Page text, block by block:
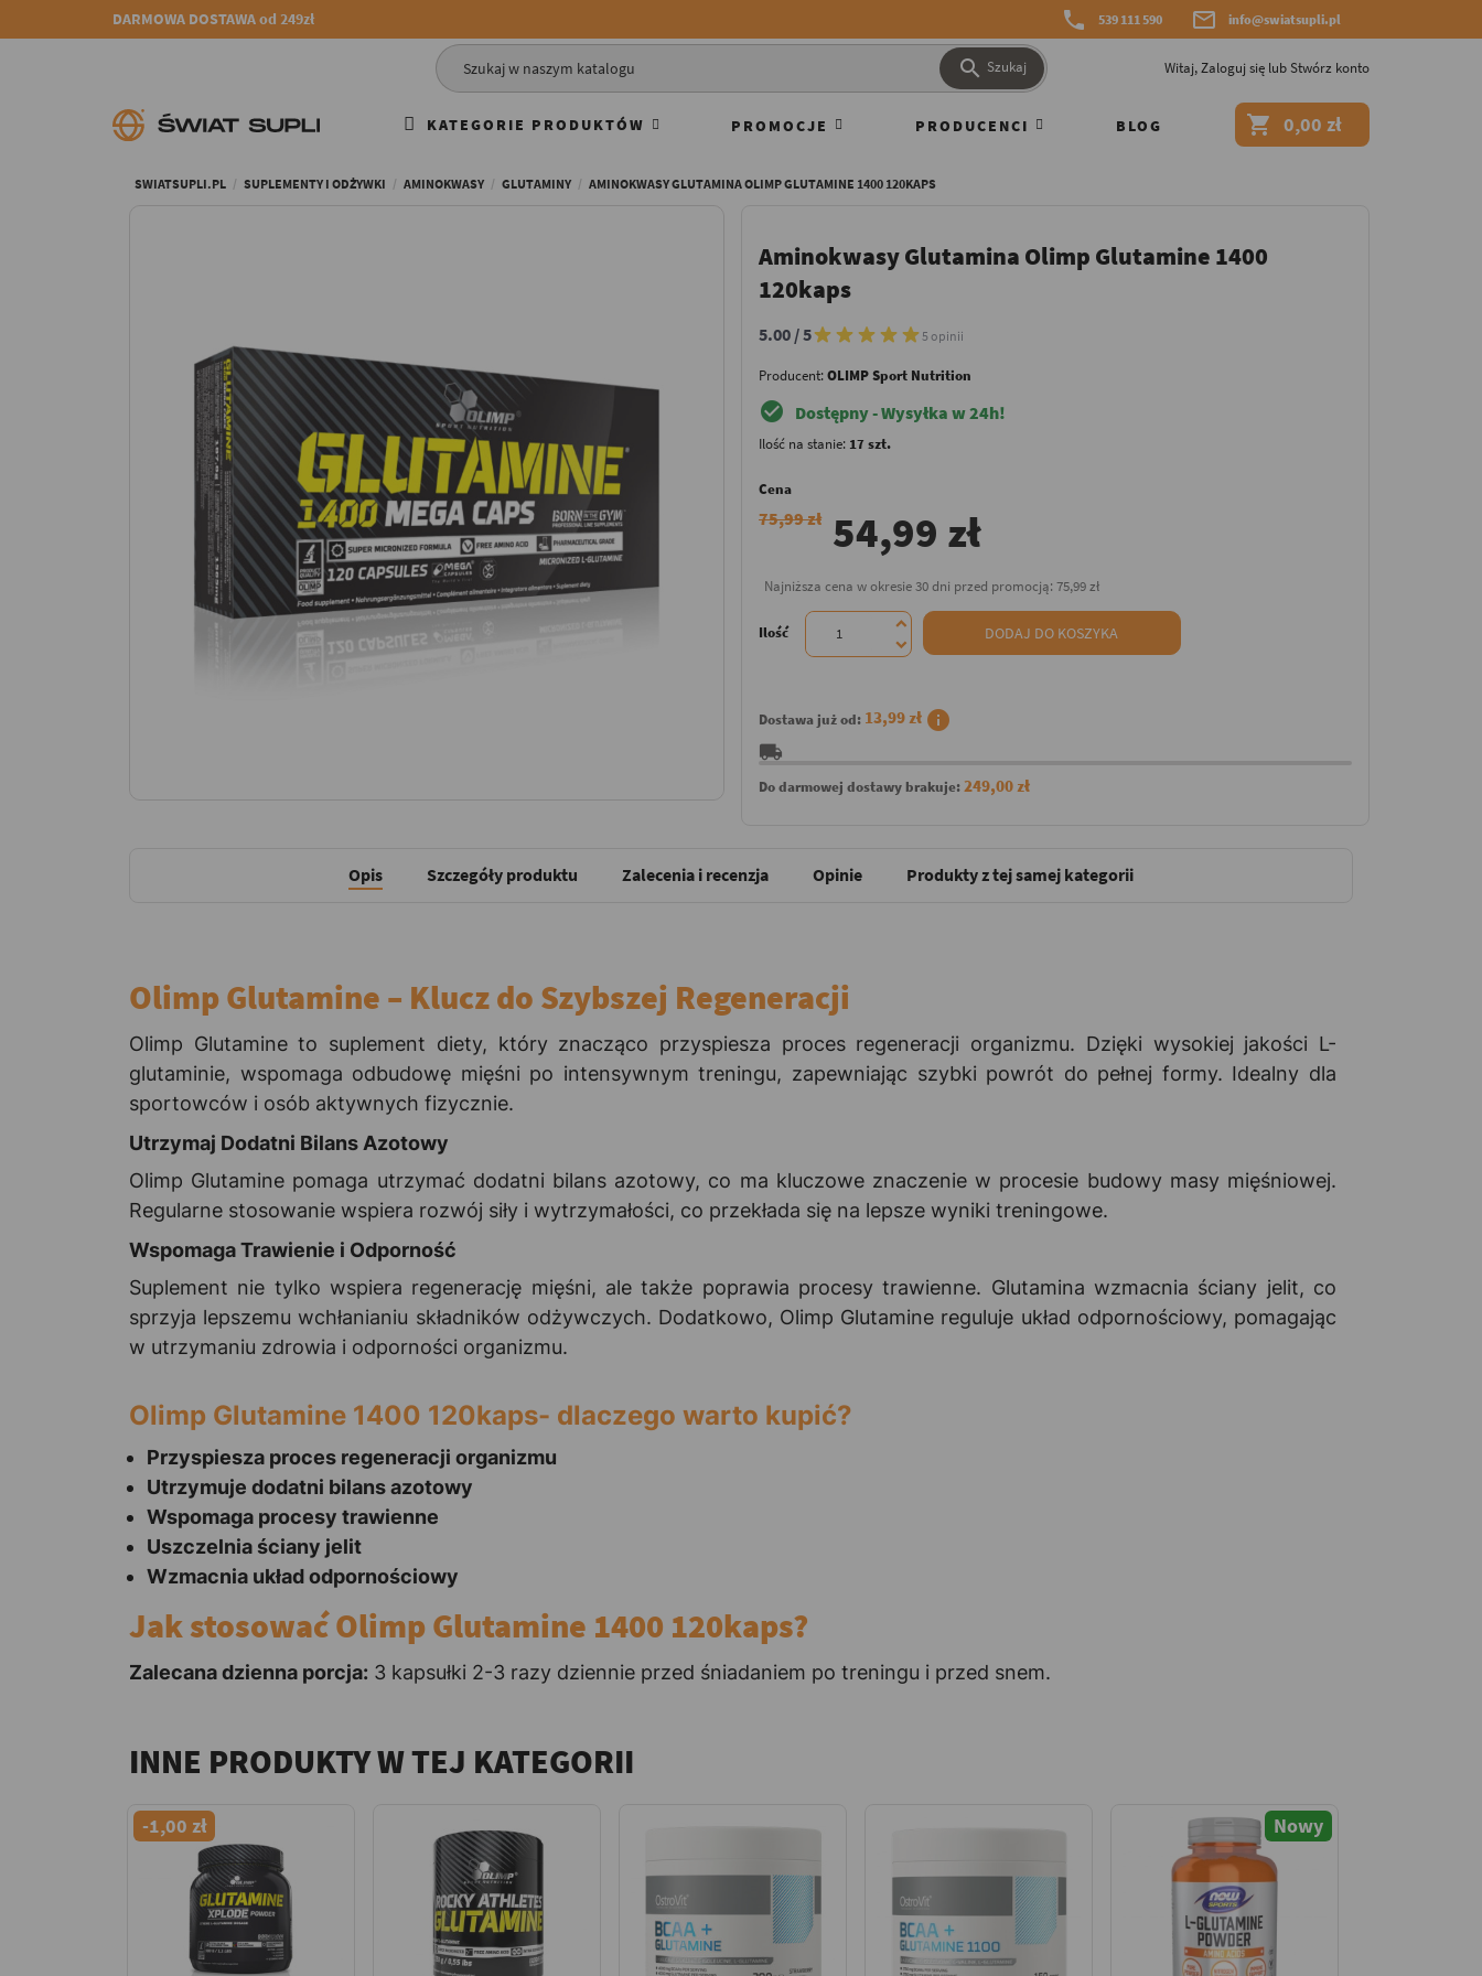
DARMOWA DOSTAWA od 249zł  539 111 590  info@swiatsupli.pl
 Szukaj Witaj,Zaloguj się lubStwórz konto
KATEGORIE PRODUKTÓW PROMOCJE PRODUCENCI BLOG  0,00 zł
SWIATSUPLI.PL SUPLEMENTY I ODŻYWKI AMINOKWASY GLUTAMINY AMINOKWASY GLUTAMINA OLIMP GLUTAMINE 1400 120KAPS
Aminokwasy Glutamina Olimp Glutamine 1400
120kaps
5.00 / 5 5 opinii
Producent:OLIMP Sport Nutrition
check_circle Dostępny - Wysyłka w 24h!
Ilość na stanie: 17 szt.
Cena
75,99 zł 54,99 zł
Najniższa cena w okresie 30 dni przed promocją: 75,99 zł
Ilość DODAJ DO KOSZYKA
Dostawa już od: 13,99 zł info
local_shipping
Do darmowej dostawy brakuje: 249,00 zł
Opis Szczegóły produktu Zalecenia i recenzja Opinie Produkty z tej samej kategorii
Olimp Glutamine – Klucz do Szybszej Regeneracji
Olimp Glutamine to suplement diety, który znacząco przyspiesza proces regeneracji organizmu. Dzięki wysokiej jakości L-
glutaminie, wspomaga odbudowę mięśni po intensywnym treningu, zapewniając szybki powrót do pełnej formy. Idealny dla
sportowców i osób aktywnych fizycznie.
Utrzymaj Dodatni Bilans Azotowy
Olimp Glutamine pomaga utrzymać dodatni bilans azotowy, co ma kluczowe znaczenie w procesie budowy masy mięśniowej.
Regularne stosowanie wspiera rozwój siły i wytrzymałości, co przekłada się na lepsze wyniki treningowe.
Wspomaga Trawienie i Odporność
Suplement nie tylko wspiera regenerację mięśni, ale także poprawia procesy trawienne. Glutamina wzmacnia ściany jelit, co
sprzyja lepszemu wchłanianiu składników odżywczych. Dodatkowo, Olimp Glutamine reguluje układ odpornościowy, pomagając
w utrzymaniu zdrowia i odporności organizmu.
Olimp Glutamine 1400 120kaps- dlaczego warto kupić?
Przyspiesza proces regeneracji organizmu
Utrzymuje dodatni bilans azotowy
Wspomaga procesy trawienne
Uszczelnia ściany jelit
Wzmacnia układ odpornościowy
Jak stosować Olimp Glutamine 1400 120kaps?
Zalecana dzienna porcja: 3 kapsułki 2-3 razy dziennie przed śniadaniem po treningu i przed snem.
INNE PRODUKTY W TEJ KATEGORII
-1,00 zł Nowy